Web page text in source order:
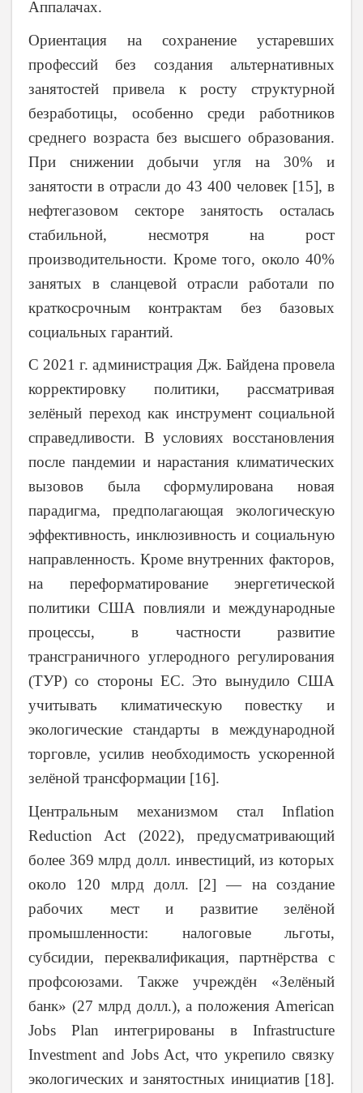
Аппалачах.
Ориентация на сохранение устаревших
профессий без создания альтернативных
занятостей привела к росту структурной
безработицы, особенно среди работников
среднего возраста без высшего образования.
При снижении добычи угля на 30% и
занятости в отрасли до 43 400 человек [15], в
нефтегазовом секторе занятость осталась
стабильной, несмотря на рост
производительности. Кроме того, около 40%
занятых в сланцевой отрасли работали по
краткосрочным контрактам без базовых
социальных гарантий.
С 2021 г. администрация Дж. Байдена провела
корректировку политики, рассматривая
зелёный переход как инструмент социальной
справедливости. В условиях восстановления
после пандемии и нарастания климатических
вызовов была сформулирована новая
парадигма, предполагающая экологическую
эффективность, инклюзивность и социальную
направленность. Кроме внутренних факторов,
на переформатирование энергетической
политики США повлияли и международные
процессы, в частности развитие
трансграничного углеродного регулирования
(ТУР) со стороны ЕС. Это вынудило США
учитывать климатическую повестку и
экологические стандарты в международной
торговле, усилив необходимость ускоренной
зелёной трансформации [16].
Центральным механизмом стал Inflation
Reduction Act (2022), предусматривающий
более 369 млрд долл. инвестиций, из которых
около 120 млрд долл. [2] — на создание
рабочих мест и развитие зелёной
промышленности: налоговые льготы,
субсидии, переквалификация, партнёрства с
профсоюзами. Также учреждён «Зелёный
банк» (27 млрд долл.), а положения American
Jobs Plan интегрированы в Infrastructure
Investment and Jobs Act, что укрепило связку
экологических и занятостных инициатив [18].